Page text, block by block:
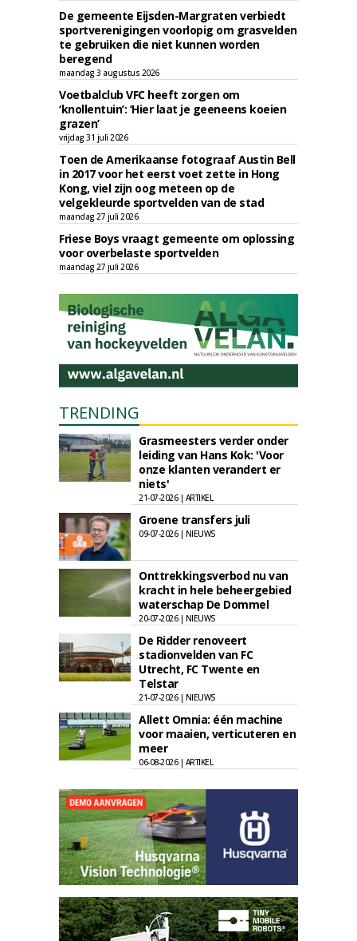
De gemeente Eijsden-Margraten verbiedt
sportverenigingen voorlopig om grasvelden
te gebruiken die niet kunnen worden
beregend
maandag 3 augustus 2026
Voetbalclub VFC heeft zorgen om
‘knollentuin’: ‘Hier laat je geeneens koeien
grazen’
vrijdag 31 juli 2026
Toen de Amerikaanse fotograaf Austin Bell
in 2017 voor het eerst voet zette in Hong
Kong, viel zijn oog meteen op de
velgekleurde sportvelden van de stad
maandag 27 juli 2026
Friese Boys vraagt gemeente om oplossing
voor overbelaste sportvelden
maandag 27 juli 2026
TRENDING
Grasmeesters verder onder
leiding van Hans Kok: 'Voor
onze klanten verandert er
niets'
21-07-2026 | ARTIKEL
Groene transfers juli
09-07-2026 | NIEUWS
Onttrekkingsverbod nu van
kracht in hele beheergebied
waterschap De Dommel
20-07-2026 | NIEUWS
De Ridder renoveert
stadionvelden van FC
Utrecht, FC Twente en
Telstar
21-07-2026 | NIEUWS
Allett Omnia: één machine
voor maaien, verticuteren en
meer
06-08-2026 | ARTIKEL